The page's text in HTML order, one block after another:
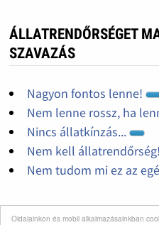
Oldalainkon és mobil alkalmazásainkban
ÁLLATRENDŐRSÉGET
SZAVAZÁS
Nagyon fontos lenne!
Nem lenne rossz, ha
Nincs állatkínzás...
Nem kell állatrendőrség!
Nem tudom mi ez az